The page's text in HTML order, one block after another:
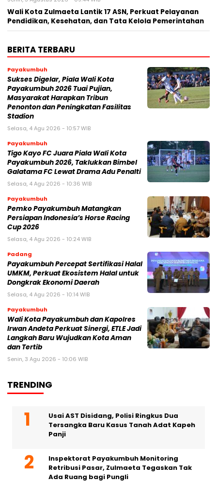
Wali Kota Zulmaeta Lantik 17 ASN, Perkuat Pelayanan
Pendidikan, Kesehatan, dan Tata Kelola Pemerintahan
BERITA TERBARU
Payakumbuh
Sukses Digelar, Piala Wali Kota
Payakumbuh 2026 Tuai Pujian,
Masyarakat Harapkan Tribun
Penonton dan Peningkatan Fasilitas
Stadion
Selasa, 4 Agu 2026 - 10:57 WIB
Payakumbuh
Tigo Kayo FC Juara Piala Wali Kota
Payakumbuh 2026, Taklukkan Bimbel
Galatama FC Lewat Drama Adu Penalti
Selasa, 4 Agu 2026 - 10:36 WIB
Payakumbuh
Pemko Payakumbuh Matangkan
Persiapan Indonesia’s Horse Racing
Cup 2026
Selasa, 4 Agu 2026 - 10:24 WIB
Padang
Payakumbuh Percepat Sertifikasi Halal
UMKM, Perkuat Ekosistem Halal untuk
Dongkrak Ekonomi Daerah
Selasa, 4 Agu 2026 - 10:14 WIB
Payakumbuh
Wali Kota Payakumbuh dan Kapolres
Irwan Andeta Perkuat Sinergi, ETLE Jadi
Langkah Baru Wujudkan Kota Aman
dan Tertib
Senin, 3 Agu 2026 - 10:06 WIB
TRENDING
Usai AST Disidang, Polisi Ringkus Dua
Tersangka Baru Kasus Tanah Adat Kapeh
Panji
Inspektorat Payakumbuh Monitoring
Retribusi Pasar, Zulmaeta Tegaskan Tak
Ada Ruang bagi Pungli